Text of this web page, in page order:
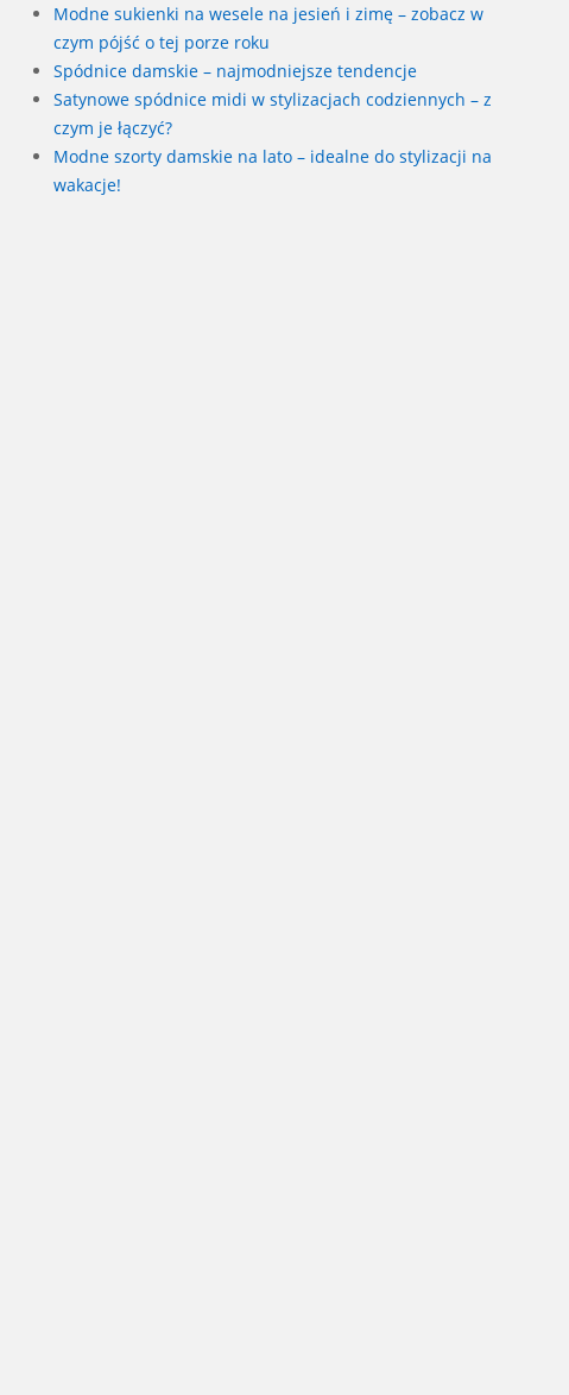
Modne sukienki na wesele na jesień i zimę – zobacz w
czym pójść o tej porze roku
Spódnice damskie – najmodniejsze tendencje
Satynowe spódnice midi w stylizacjach codziennych – z
czym je łączyć?
Modne szorty damskie na lato – idealne do stylizacji na
wakacje!